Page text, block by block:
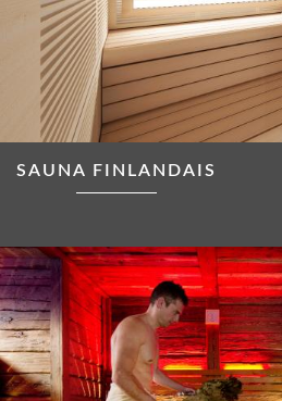
SAUNA FINLANDAIS